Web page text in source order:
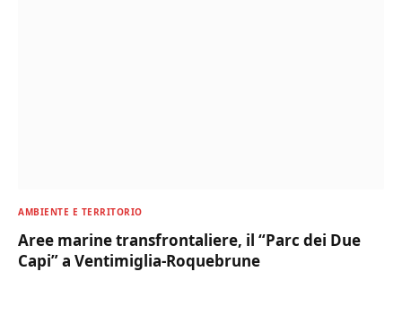
AMBIENTE E TERRITORIO
Aree marine transfrontaliere, il “Parc dei Due
Capi” a Ventimiglia-Roquebrune